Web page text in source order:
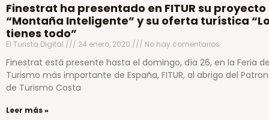
Finestrat ha presentado en FITUR su proyecto
“Montaña Inteligente” y su oferta turística
tienes todo”
El Turista Digital 24 enero, 2020 No hay comentarios
Finestrat está presente hasta el domingo, día 26, en la Feria
Turismo más importante de España, FITUR, al abrigo del
de Turismo Costa
Leer más »